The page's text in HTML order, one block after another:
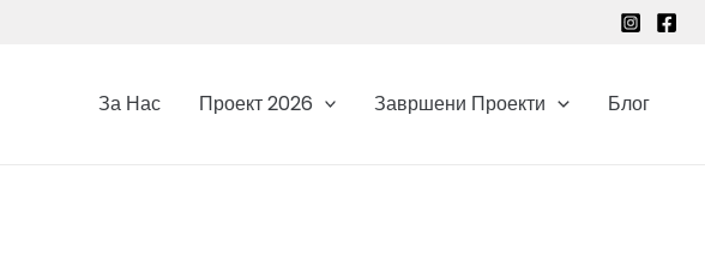
За Нас Проект 2026 Завршени Проекти Блог